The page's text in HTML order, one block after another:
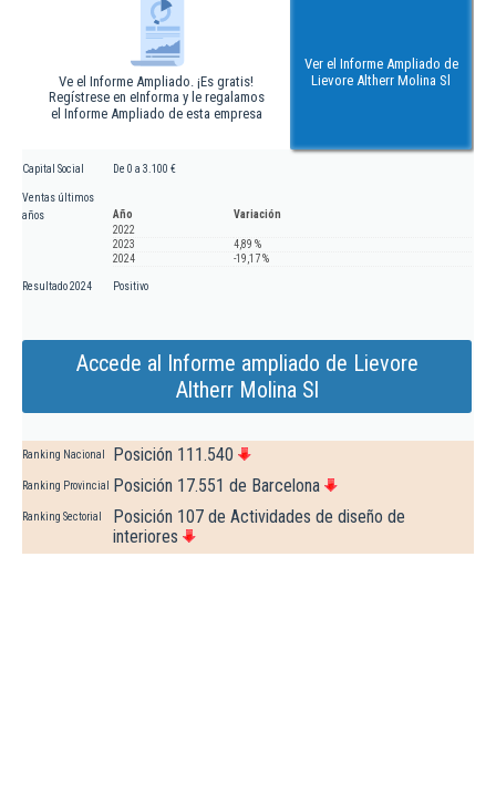
Ve el Informe Ampliado. ¡Es gratis!
Regístrese en eInforma y le regalamos
el Informe Ampliado de esta empresa
Ver el Informe Ampliado de
Lievore Altherr Molina Sl
Capital Social De 0 a 3.100 €
Ventas últimos
años
Año
Variación
2022
2023
4,89 %
2024
-19,17 %
Resultado 2024 Positivo
Accede al Informe ampliado de Lievore
Altherr Molina Sl
Ranking Nacional Posición 111.540
Ranking Provincial Posición 17.551 de Barcelona
Ranking Sectorial
Posición 107 de Actividades de diseño de
interiores